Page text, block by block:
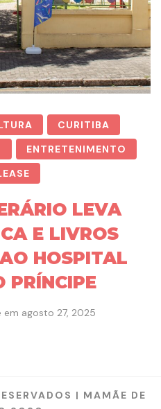
CURITIBA
ENTRETENIMENTO
LEVA
E LIVROS
HOSPITAL
PRÍNCIPE
em agosto 27, 2025
| MAMÃE DE